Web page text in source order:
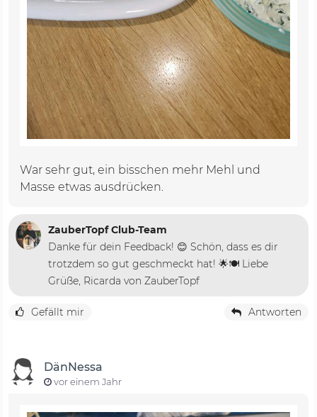
War sehr gut, ein bisschen mehr Mehl und
Masse etwas ausdrücken.
ZauberTopf Club-Team
Danke für dein Feedback! 😊 Schön, dass es dir
trotzdem so gut geschmeckt hat! 🌟🍽️ Liebe
Grüße, Ricarda von ZauberTopf
Gefällt mir Antworten
DänNessa
vor einem Jahr